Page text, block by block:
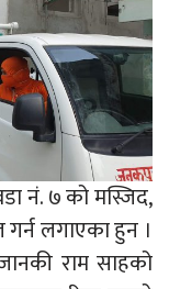
नं. ७ को मस्जिद,
लगाएका हुन ।
राम साहको